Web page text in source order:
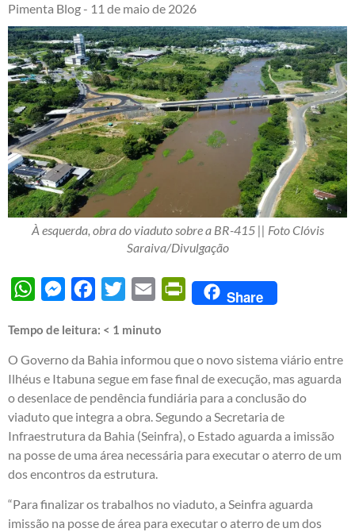
Pimenta Blog - 11 de maio de 2026
À esquerda, obra do viaduto sobre a BR-415 || Foto Clóvis
Saraiva/Divulgação
WhatsAppMessengerFacebook
Twitter Email PrintFriendly
Share
Tempo de leitura: < 1 minuto
O Governo da Bahia informou que o novo sistema viário entre
Ilhéus e Itabuna segue em fase final de execução, mas aguarda
o desenlace de pendência fundiária para a conclusão do
viaduto que integra a obra. Segundo a Secretaria de
Infraestrutura da Bahia (Seinfra), o Estado aguarda a imissão
na posse de uma área necessária para executar o aterro de um
dos encontros da estrutura.
“Para finalizar os trabalhos no viaduto, a Seinfra aguarda
imissão na posse de área para executar o aterro de um dos